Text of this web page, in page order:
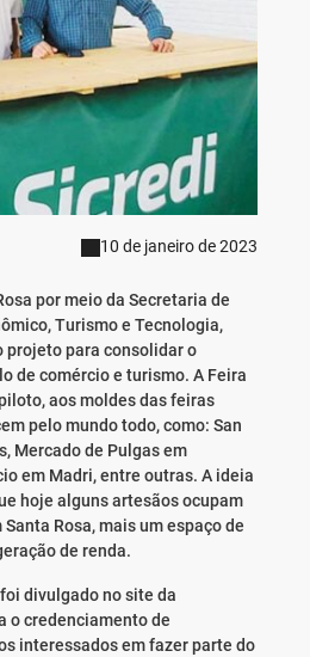
10 de janeiro de 2023
por meio da Secretaria de
Turismo e Tecnologia,
projeto para consolidar o
de comércio e turismo. A Feira
aos moldes das feiras
pelo mundo todo, como: San
Mercado de Pulgas em
em Madri, entre outras. A ideia
hoje alguns artesãos ocupam
Rosa, mais um espaço de
de renda.
divulgado no site da
o credenciamento de
interessados em fazer parte do